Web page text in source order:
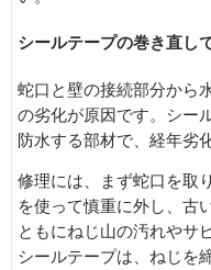
シールテープの巻き直し
蛇口と壁の接続部分から
の劣化が原因です。シー
防水する部材で、経年劣
修理には、まず蛇口を取
を使って慎重に外し、古
ともにねじ山の汚れやサ
シールテープは、ねじを